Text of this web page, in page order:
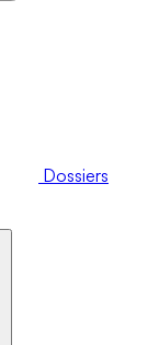
Dossiers